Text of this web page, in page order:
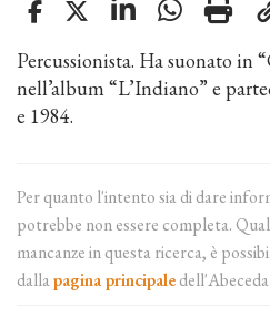
Percussionista. Ha suonato in
nell’album “L’Indiano” e
e 1984.
Per quanto l'intento sia di dare
potrebbe non essere completa.
mancanze in questa ricerca, è
dallapagina principale